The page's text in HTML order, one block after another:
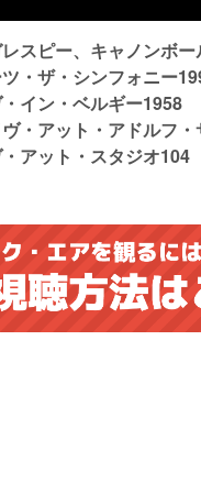
スピー、キャノンボ
・ザ・シンフォニー
イン・ベルギー1958
・アット・アドルフ
アット・スタジオ104